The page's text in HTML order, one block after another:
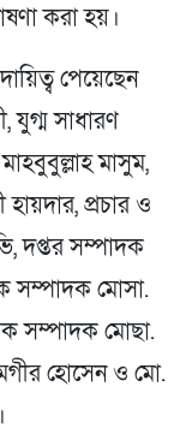
করা হয়।
পেয়েছেন
যুগ্ম সাধারণ
মাসুম,
প্রচার ও
দপ্তর সম্পাদক
সম্পাদক মোসা.
সম্পাদক মোছা.
হোসেন ও মো.